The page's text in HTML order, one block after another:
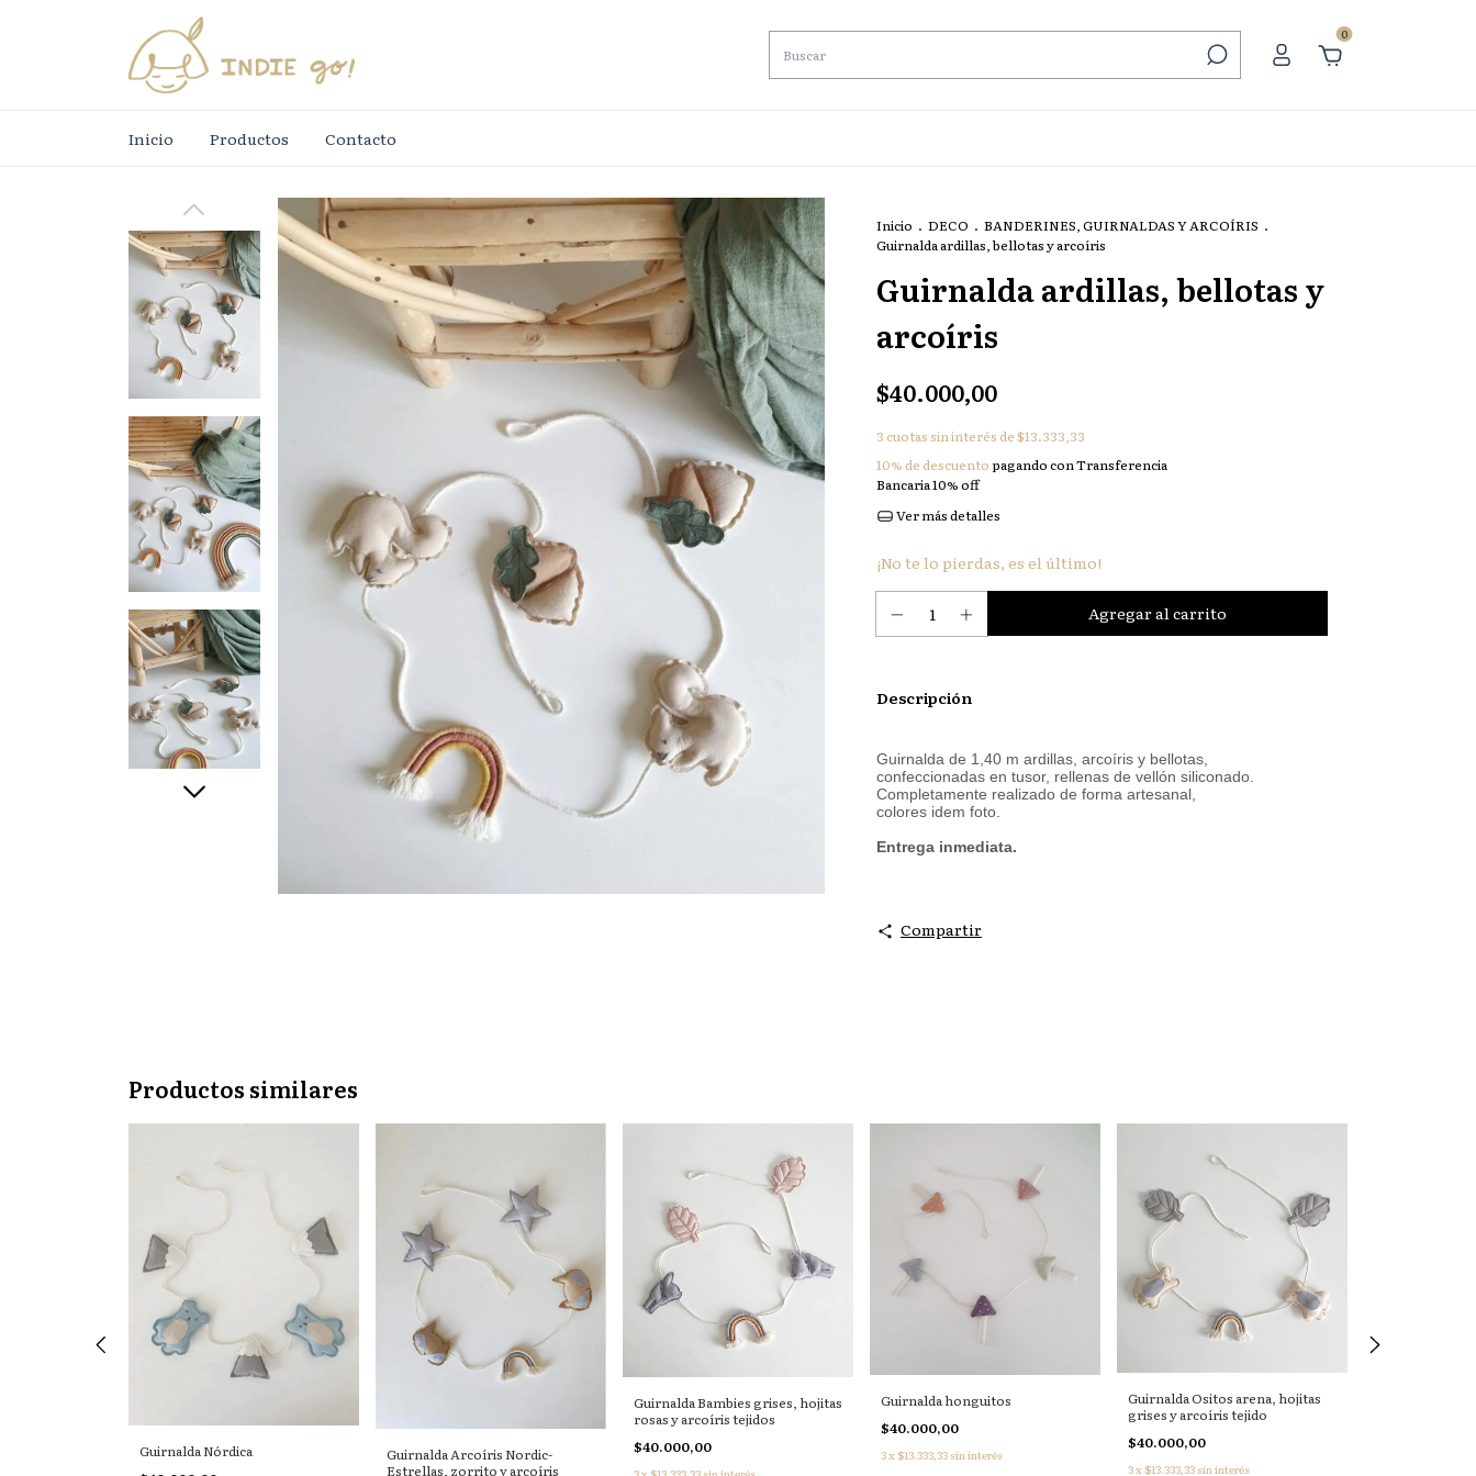
0
Inicio Productos Contacto
Inicio . DECO . BANDERINES, GUIRNALDAS Y ARCOÍRIS .
Guirnalda ardillas, bellotas y arcoíris
Guirnalda ardillas, bellotas y
arcoíris
$40.000,00
3 cuotas sin interés de$13.333,33
10% de descuento pagando con Transferencia
Bancaria 10% off
Ver más detalles
¡No te lo pierdas, es el último!
Descripción
Guirnalda de 1,40 m ardillas, arcoíris y bellotas,
confeccionadas en tusor, rellenas de vellón siliconado.
Completamente realizado de forma artesanal,
colores idem foto.
Entrega inmediata.
Compartir
Productos similares
Guirnalda Nórdica
Guirnalda Arcoíris Nordic-
Estrellas, zorrito y arcoíris
Guirnalda Bambies grises, hojitas
rosas y arcoíris tejidos
$40.000,00
Guirnalda honguitos
$40.000,00
3x $13.333,33 sin interés
Guirnalda Ositos arena, hojitas
grises y arcoíris tejido
$40.000,00
3x $13.333,33 sin interés